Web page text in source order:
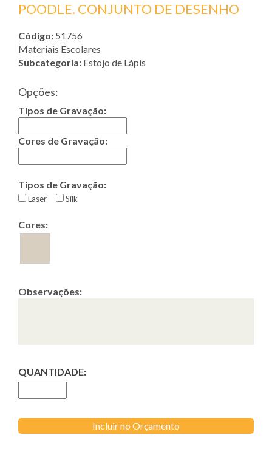
POODLE. CONJUNTO DE DESENHO
Código: 51756
Materiais Escolares
Subcategoria: Estojo de Lápis
Opções:
Tipos de Gravação:
Cores de Gravação:
Tipos de Gravação:
Laser Silk
Cores:
Observações:
QUANTIDADE:
Incluir no Orçamento